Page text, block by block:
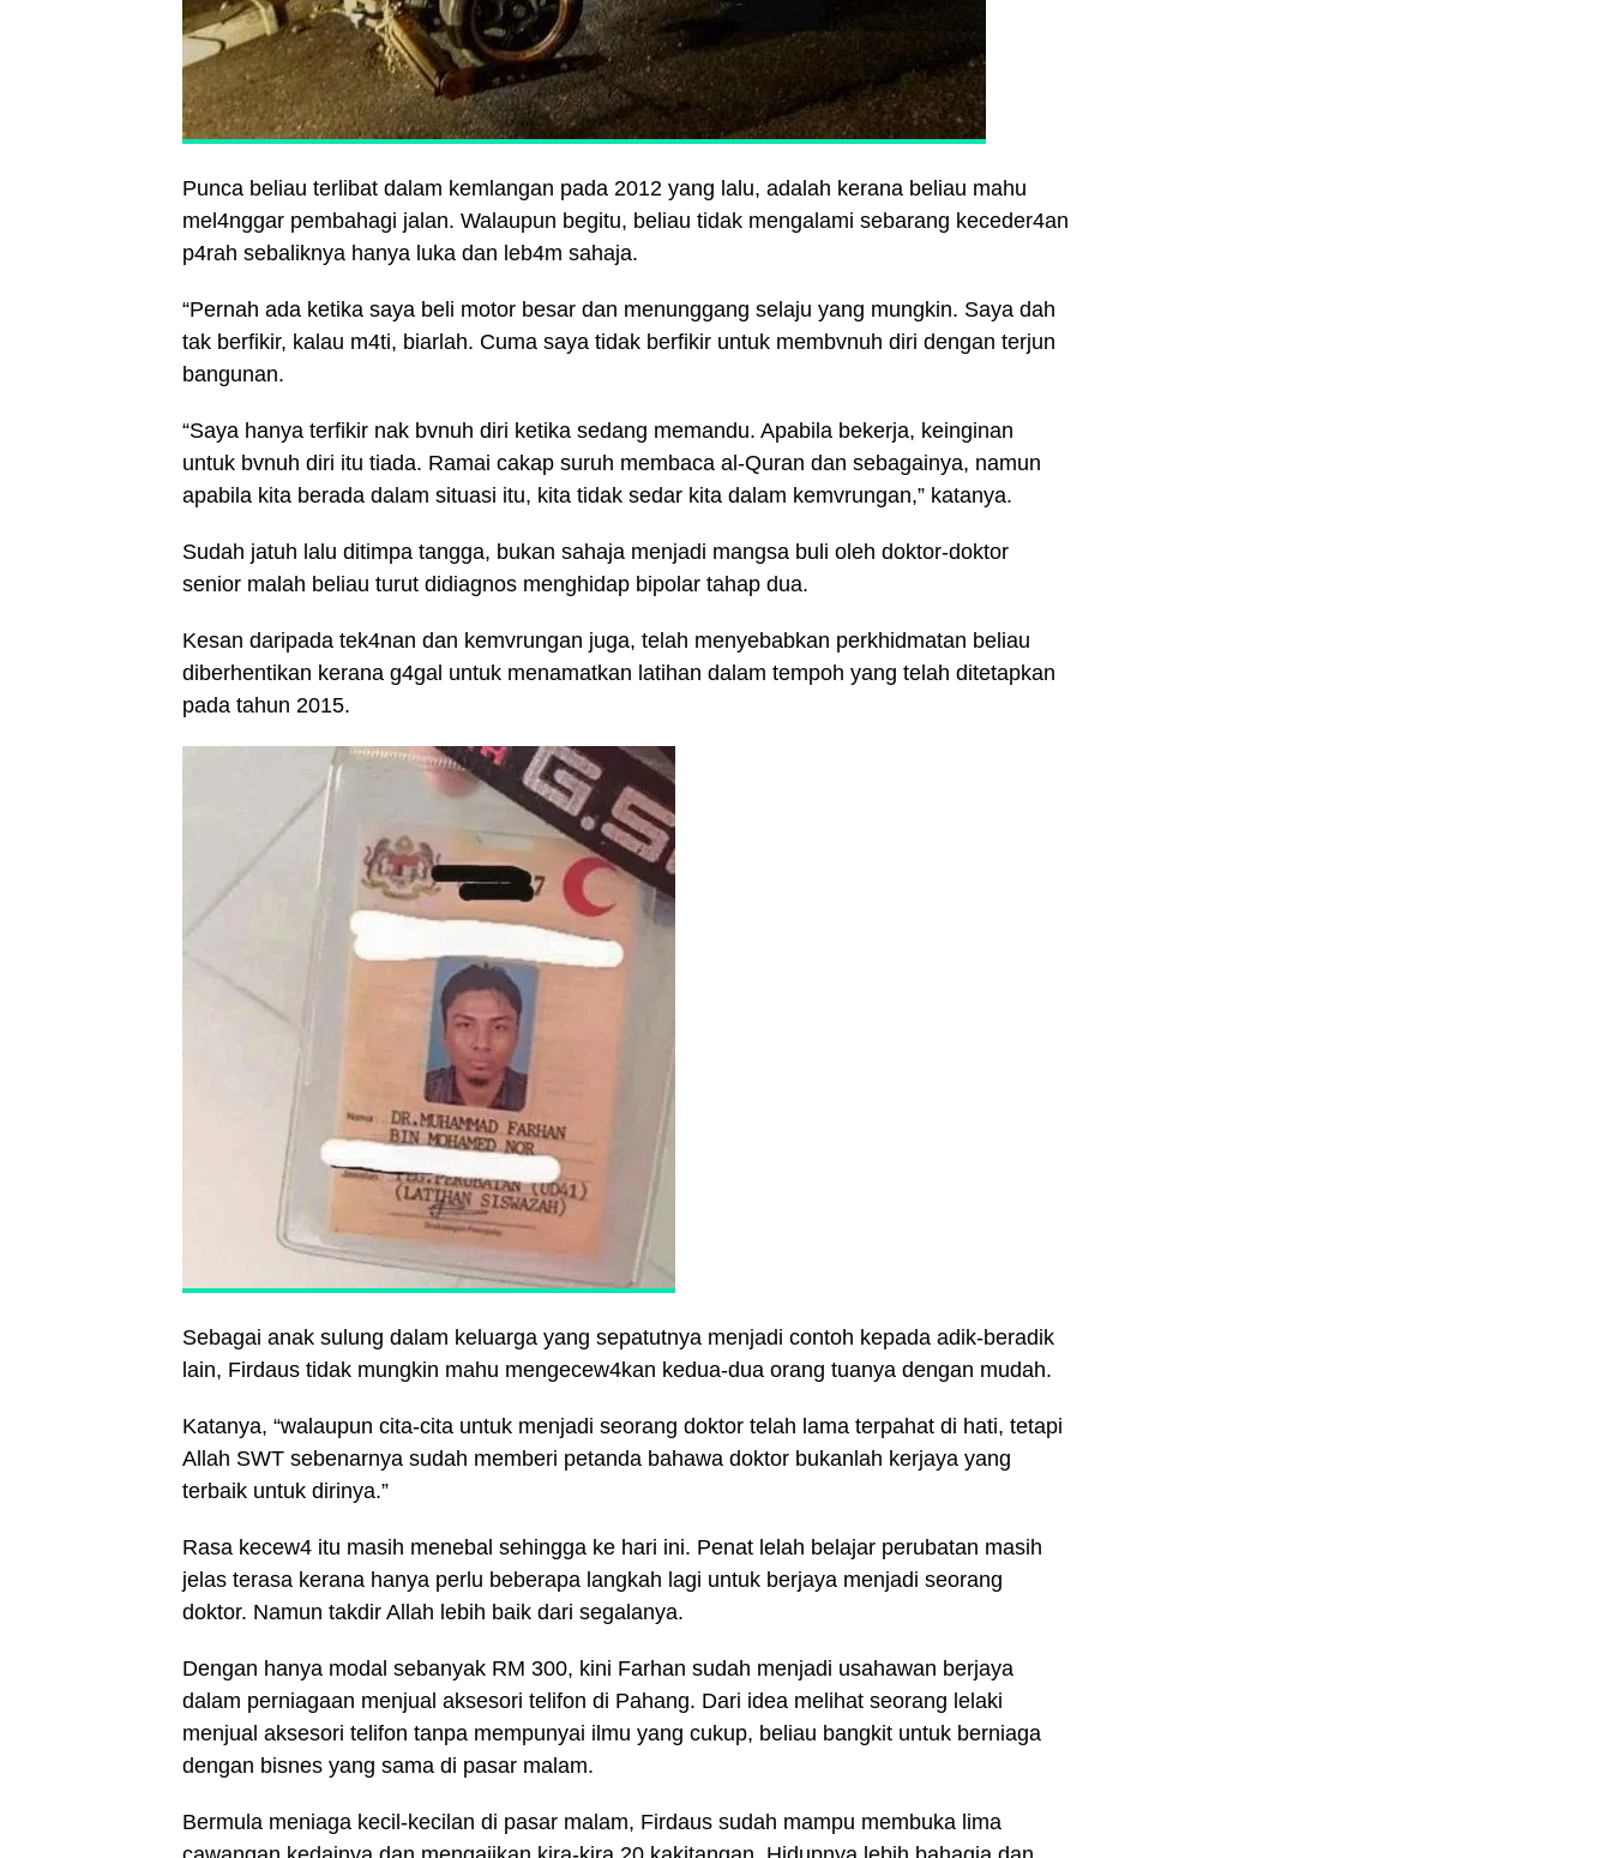
Punca beliau terlibat dalam kemlangan pada 2012 yang lalu, adalah kerana beliau mahu
mel4nggar pembahagi jalan. Walaupun begitu, beliau tidak mengalami sebarang keceder4an
p4rah sebaliknya hanya luka dan leb4m sahaja.
“Pernah ada ketika saya beli motor besar dan menunggang selaju yang mungkin. Saya dah
tak berfikir, kalau m4ti, biarlah. Cuma saya tidak berfikir untuk membvnuh diri dengan terjun
bangunan.
“Saya hanya terfikir nak bvnuh diri ketika sedang memandu. Apabila bekerja, keinginan
untuk bvnuh diri itu tiada. Ramai cakap suruh membaca al-Quran dan sebagainya, namun
apabila kita berada dalam situasi itu, kita tidak sedar kita dalam kemvrungan,” katanya.
Sudah jatuh lalu ditimpa tangga, bukan sahaja menjadi mangsa buli oleh doktor-doktor
senior malah beliau turut didiagnos menghidap bipolar tahap dua.
Kesan daripada tek4nan dan kemvrungan juga, telah menyebabkan perkhidmatan beliau
diberhentikan kerana g4gal untuk menamatkan latihan dalam tempoh yang telah ditetapkan
pada tahun 2015.
Sebagai anak sulung dalam keluarga yang sepatutnya menjadi contoh kepada adik-beradik
lain, Firdaus tidak mungkin mahu mengecew4kan kedua-dua orang tuanya dengan mudah.
Katanya, “walaupun cita-cita untuk menjadi seorang doktor telah lama terpahat di hati, tetapi
Allah SWT sebenarnya sudah memberi petanda bahawa doktor bukanlah kerjaya yang
terbaik untuk dirinya.”
Rasa kecew4 itu masih menebal sehingga ke hari ini. Penat lelah belajar perubatan masih
jelas terasa kerana hanya perlu beberapa langkah lagi untuk berjaya menjadi seorang
doktor. Namun takdir Allah lebih baik dari segalanya.
Dengan hanya modal sebanyak RM 300, kini Farhan sudah menjadi usahawan berjaya
dalam perniagaan menjual aksesori telifon di Pahang. Dari idea melihat seorang lelaki
menjual aksesori telifon tanpa mempunyai ilmu yang cukup, beliau bangkit untuk berniaga
dengan bisnes yang sama di pasar malam.
Bermula meniaga kecil-kecilan di pasar malam, Firdaus sudah mampu membuka lima